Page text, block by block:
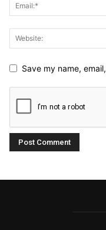
Save my name,